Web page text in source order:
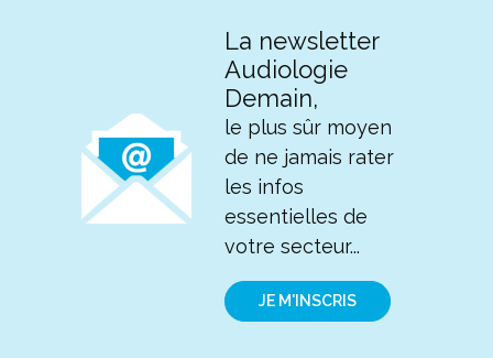
La newsletter
Audiologie
Demain,
le plus sûr moyen
de ne jamais rater
les infos
essentielles de
votre secteur...
JE M'INSCRIS